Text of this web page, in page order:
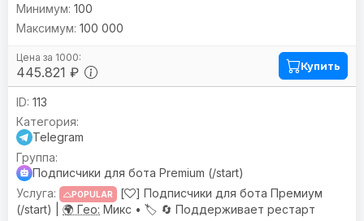
445.821 ₽
100
100 000
Купить
113
Telegram
Подписчики для бота Premium (/start)
POPULAR [
] Подписчики для бота Премиум
(/start) | 🌍 Гео: Микс • 🏷️ 🔄 Поддерживает рестарт